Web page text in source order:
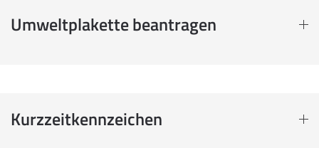
Umweltplakette beantragen
Kurzzeitkennzeichen